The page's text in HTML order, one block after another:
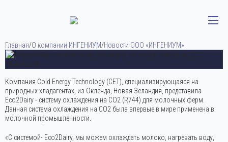
Главная/О компании ИНГЕНИУМ/Новости ООО «ИНГЕНИУМ»
Дата публикации:19 августа 2021
Компания Cold Energy Technology (CET), специализирующаяся на
природных хладагентах, из Окленда, Новая Зеландия, представила
Eco2Dairy - систему охлаждения на CO2 (R744) для молочных ферм.
Данная система охлаждения на СО2 была впервые в мире применена в
молочной промышленности.
«С системой- Eco2Dairy, мы можем охлаждать молоко, нагревать воду,